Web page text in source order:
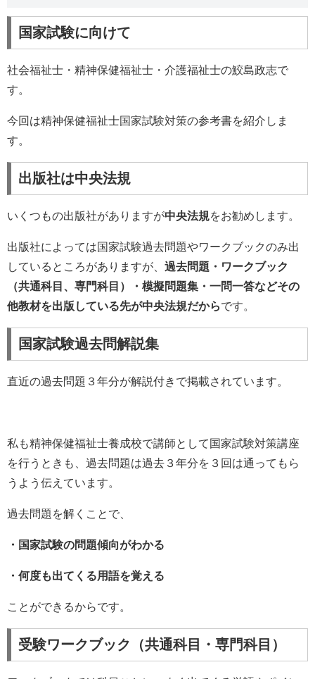
国家試験に向けて
社会福祉士・精神保健福祉士・介護福祉士の鮫島政志で
す。
今回は精神保健福祉士国家試験対策の参考書を紹介しま
す。
出版社は中央法規
いくつもの出版社がありますが中央法規をお勧めします。
出版社によっては国家試験過去問題やワークブックのみ出
しているところがありますが、 過去問題・ワークブック
（共通科目、専門科目）・模擬問題集・一問一答などその
他教材を出版している先が中央法規だからです。
国家試験過去問解説集
直近の過去問題３年分が解説付きで掲載されています。
私も精神保健福祉士養成校で講師として国家試験対策講座
を行うときも、過去問題は過去３年分を３回は通ってもら
うよう伝えています。
過去問題を解くことで、
・国家試験の問題傾向がわかる
・何度も出てくる用語を覚える
ことができるからです。
受験ワークブック（共通科目・専門科目）